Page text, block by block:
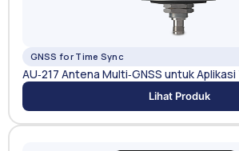
GNSS for Time Sync
AU‑217 Antena Multi‑GNSS untuk
Lihat Produk